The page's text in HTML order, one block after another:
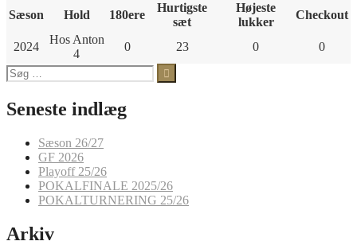
Sæson Hold 180ere
Hurtigste
sæt
Højeste
lukker
Checkout
2024
Hos Anton
4
0 23 0
0
Søg
efter:
Seneste indlæg
Sæson 26/27
GF 2026
Playoff 25/26
POKALFINALE 2025/26
POKALTURNERING 25/26
Arkiv